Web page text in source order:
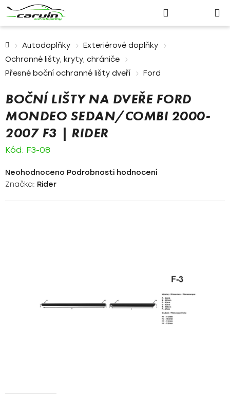
Přihlášení
košík
Autodoplňky
Exteriérové doplňky
Ochranné lišty, kryty, chrániče
Přesné boční ochranné lišty dveří
Ford
BOČNÍ LIŠTY NA DVEŘE FORD
MONDEO SEDAN/COMBI 2000-
2007 F3 | RIDER
Kód: F3-08
Průměrné
hodnocení
Neohodnoceno Podrobnosti hodnocení
Značka: Rider